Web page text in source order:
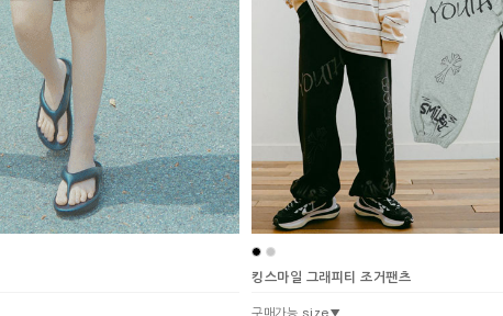
킹스마일 그래피티 조거팬츠